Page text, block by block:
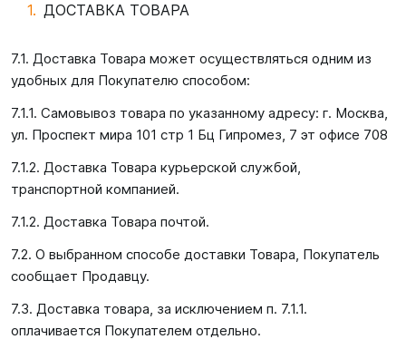
ДОСТАВКА ТОВАРА
7.1. Доставка Товара может осуществляться одним из
удобных для Покупателю способом:
7.1.1. Самовывоз товара по указанному адресу: г. Москва,
ул. Проспект мира 101 стр 1 Бц Гипромез, 7 эт офисе 708
7.1.2. Доставка Товара курьерской службой,
транспортной компанией.
7.1.2. Доставка Товара почтой.
7.2. О выбранном способе доставки Товара, Покупатель
сообщает Продавцу.
7.3. Доставка товара, за исключением п. 7.1.1.
оплачивается Покупателем отдельно.